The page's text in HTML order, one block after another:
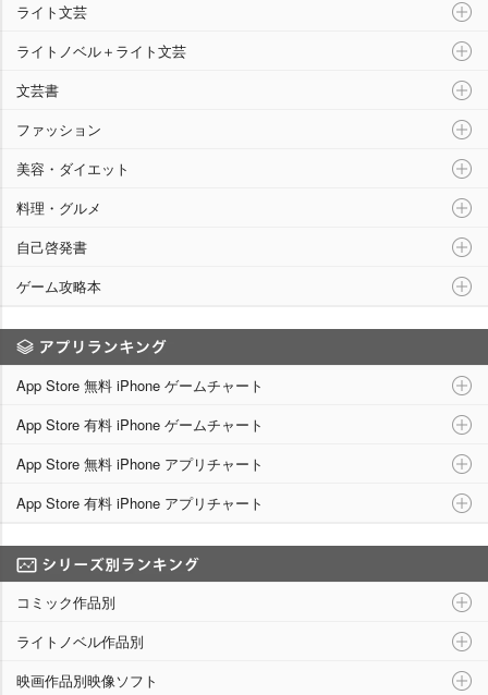
ライト文芸
ライトノベル＋ライト文芸
文芸書
ファッション
美容・ダイエット
料理・グルメ
自己啓発書
ゲーム攻略本
App Store 無料 iPhone ゲームチャート
App Store 有料 iPhone ゲームチャート
App Store 無料 iPhone アプリチャート
App Store 有料 iPhone アプリチャート
コミック作品別
ライトノベル作品別
映画作品別映像ソフト